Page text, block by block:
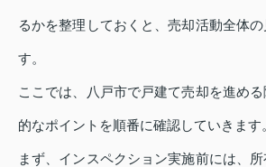
るかを整理しておくと、売却活動全体
す。
ここでは、八戸市で戸建て売却を進め
的なポイントを順番に確認していきます
まず、インスペクション実施前には、